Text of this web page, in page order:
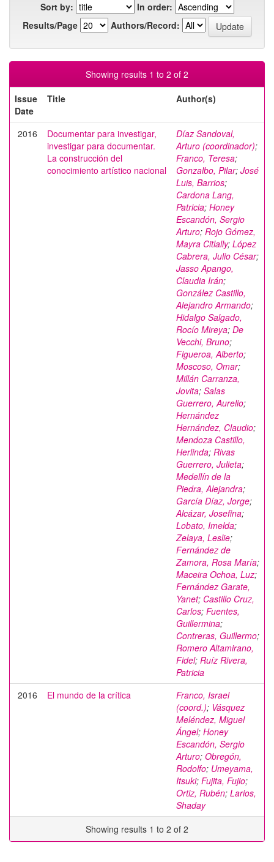
Sort by:
In order:
Results/Page
Authors/Record:
Showing results 1 to 2 of 2
Issue
Date
Title Author(s)
2016
Documentar para investigar,
investigar para documentar.
La construcción del
conocimiento artístico nacional
Díaz Sandoval,
Arturo (coordinador);
Franco, Teresa;
Gonzalbo, Pilar; José
Luis, Barrios;
Cardona Lang,
Patricia; Honey
Escandón, Sergio
Arturo; Rojo Gómez,
Mayra Citlally; López
Cabrera, Julio César;
Jasso Apango,
Claudia Irán;
González Castillo,
Alejandro Armando;
Hidalgo Salgado,
Rocío Mireya; De
Vecchi, Bruno;
Figueroa, Alberto;
Moscoso, Omar;
Millán Carranza,
Jovita; Salas
Guerrero, Aurelio;
Hernández
Hernández, Claudio;
Mendoza Castillo,
Herlinda; Rivas
Guerrero, Julieta;
Medellín de la
Piedra, Alejandra;
García Díaz, Jorge;
Alcázar, Josefina;
Lobato, Imelda;
Zelaya, Leslie;
Fernández de
Zamora, Rosa María;
Maceira Ochoa, Luz;
Fernández Garate,
Yanet; Castillo Cruz,
Carlos; Fuentes,
Guillermina;
Contreras, Guillermo;
Romero Altamirano,
Fidel; Ruíz Rivera,
Patricia
2016
El mundo de la crítica
Franco, Israel
(coord.); Vásquez
Meléndez, Miguel
Ángel; Honey
Escandón, Sergio
Arturo; Obregón,
Rodolfo; Umeyama,
Itsuki; Fujita, Fujio;
Ortiz, Rubén; Larios,
Shaday
Showing results 1 to 2 of 2